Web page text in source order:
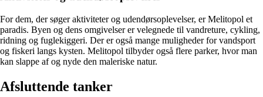
For dem, der søger aktiviteter og udendørsoplevelser, er Melitopol et
paradis. Byen og dens omgivelser er velegnede til vandreture, cykling,
ridning og fuglekiggeri. Der er også mange muligheder for vandsport
og fiskeri langs kysten. Melitopol tilbyder også flere parker, hvor man
kan slappe af og nyde den maleriske natur.
Afsluttende tanker